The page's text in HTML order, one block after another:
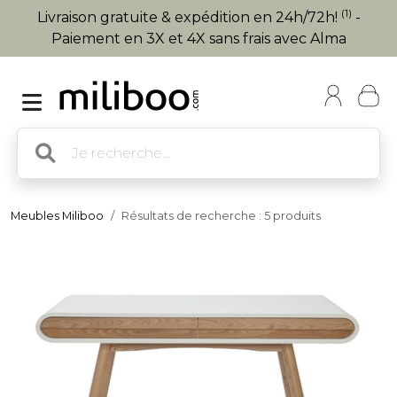
Livraison gratuite & expédition en 24h/72h! (1) -
Paiement en 3X et 4X sans frais avec Alma
Meubles Miliboo Résultats de recherche : 5 produits